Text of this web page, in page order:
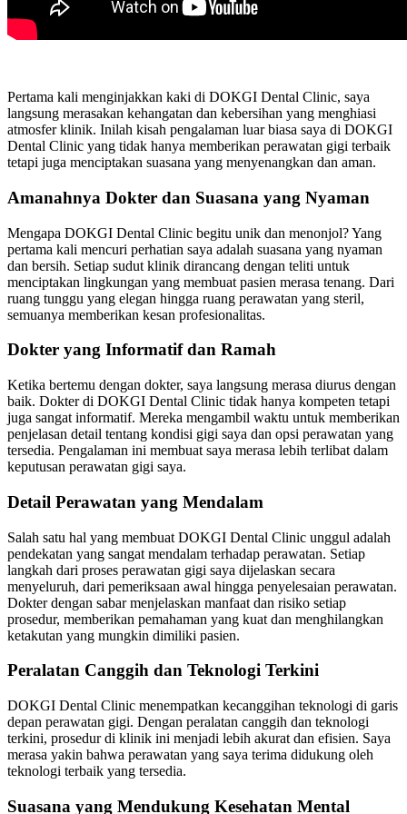
Pertama kali menginjakkan kaki di DOKGI Dental Clinic, saya
langsung merasakan kehangatan dan kebersihan yang menghiasi
atmosfer klinik. Inilah kisah pengalaman luar biasa saya di DOKGI
Dental Clinic yang tidak hanya memberikan perawatan gigi terbaik
tetapi juga menciptakan suasana yang menyenangkan dan aman.
Amanahnya Dokter dan Suasana yang Nyaman
Mengapa DOKGI Dental Clinic begitu unik dan menonjol? Yang
pertama kali mencuri perhatian saya adalah suasana yang nyaman
dan bersih. Setiap sudut klinik dirancang dengan teliti untuk
menciptakan lingkungan yang membuat pasien merasa tenang. Dari
ruang tunggu yang elegan hingga ruang perawatan yang steril,
semuanya memberikan kesan profesionalitas.
Dokter yang Informatif dan Ramah
Ketika bertemu dengan dokter, saya langsung merasa diurus dengan
baik. Dokter di DOKGI Dental Clinic tidak hanya kompeten tetapi
juga sangat informatif. Mereka mengambil waktu untuk memberikan
penjelasan detail tentang kondisi gigi saya dan opsi perawatan yang
tersedia. Pengalaman ini membuat saya merasa lebih terlibat dalam
keputusan perawatan gigi saya.
Detail Perawatan yang Mendalam
Salah satu hal yang membuat DOKGI Dental Clinic unggul adalah
pendekatan yang sangat mendalam terhadap perawatan. Setiap
langkah dari proses perawatan gigi saya dijelaskan secara
menyeluruh, dari pemeriksaan awal hingga penyelesaian perawatan.
Dokter dengan sabar menjelaskan manfaat dan risiko setiap
prosedur, memberikan pemahaman yang kuat dan menghilangkan
ketakutan yang mungkin dimiliki pasien.
Peralatan Canggih dan Teknologi Terkini
DOKGI Dental Clinic menempatkan kecanggihan teknologi di garis
depan perawatan gigi. Dengan peralatan canggih dan teknologi
terkini, prosedur di klinik ini menjadi lebih akurat dan efisien. Saya
merasa yakin bahwa perawatan yang saya terima didukung oleh
teknologi terbaik yang tersedia.
Suasana yang Mendukung Kesehatan Mental